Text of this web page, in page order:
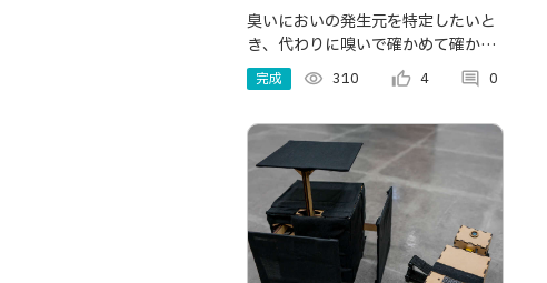
臭いにおいの発生元を特定したいと
き、代わりに嗅いで確かめて確かめ
てくれる「もう一つの鼻」となる杖
型デバイス。 採取したデータをWeb
確認できます。
完成 visibility 310 thumb_up_alt 4 comment 0